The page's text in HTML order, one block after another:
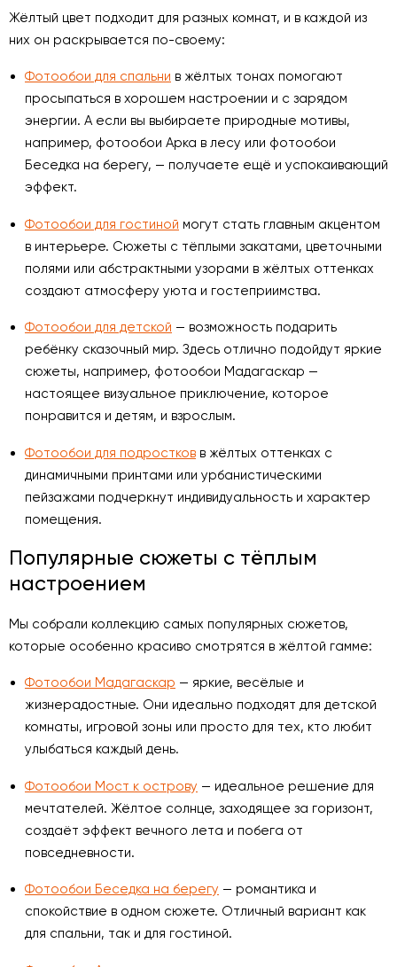
Жёлтый цвет подходит для разных комнат, и в каждой из
них он раскрывается по-своему:
Фотообои для спальни в жёлтых тонах помогают
просыпаться в хорошем настроении и с зарядом
энергии. А если вы выбираете природные мотивы,
например, фотообои Арка в лесу или фотообои
Беседка на берегу, — получаете ещё и успокаивающий
эффект.
Фотообои для гостиной могут стать главным акцентом
в интерьере. Сюжеты с тёплыми закатами, цветочными
полями или абстрактными узорами в жёлтых оттенках
создают атмосферу уюта и гостеприимства.
Фотообои для детской — возможность подарить
ребёнку сказочный мир. Здесь отлично подойдут яркие
сюжеты, например, фотообои Мадагаскар —
настоящее визуальное приключение, которое
понравится и детям, и взрослым.
Фотообои для подростков в жёлтых оттенках с
динамичными принтами или урбанистическими
пейзажами подчеркнут индивидуальность и характер
помещения.
Популярные сюжеты с тёплым
настроением
Мы собрали коллекцию самых популярных сюжетов,
которые особенно красиво смотрятся в жёлтой гамме:
Фотообои Мадагаскар — яркие, весёлые и
жизнерадостные. Они идеально подходят для детской
комнаты, игровой зоны или просто для тех, кто любит
улыбаться каждый день.
Фотообои Мост к острову — идеальное решение для
мечтателей. Жёлтое солнце, заходящее за горизонт,
создаёт эффект вечного лета и побега от
повседневности.
Фотообои Беседка на берегу — романтика и
спокойствие в одном сюжете. Отличный вариант как
для спальни, так и для гостиной.